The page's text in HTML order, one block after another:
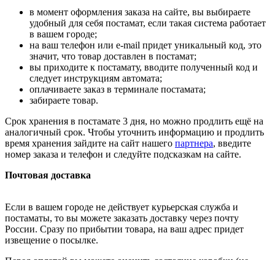
в момент оформления заказа на сайте, вы выбираете
удобный для себя постамат, если такая система работает
в вашем городе;
на ваш телефон или e-mail придет уникальный код, это
значит, что товар доставлен в постамат;
вы приходите к постамату, вводите полученный код и
следует инструкциям автомата;
оплачиваете заказ в терминале постамата;
забираете товар.
Срок хранения в постамате 3 дня, но можно продлить ещё на
аналогичный срок. Чтобы уточнить информацию и продлить
время хранения зайдите на сайт нашего партнера, введите
номер заказа и телефон и следуйте подсказкам на сайте.
Почтовая доставка
Если в вашем городе не действует курьерская служба и
постаматы, то вы можете заказать доставку через почту
России. Сразу по прибытии товара, на ваш адрес придет
извещение о посылке.